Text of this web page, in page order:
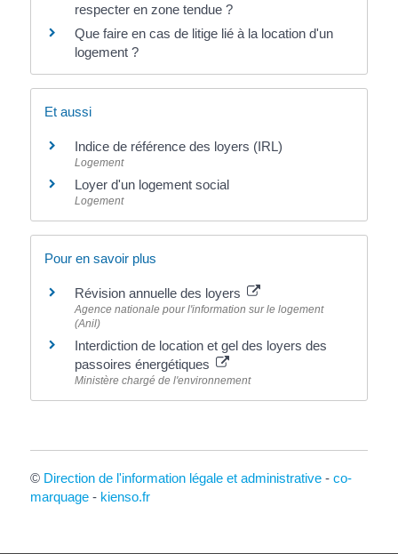
respecter en zone tendue ?
Que faire en cas de litige lié à la location d'un
logement ?
Et aussi
Indice de référence des loyers (IRL)
Logement
Loyer d'un logement social
Logement
Pour en savoir plus
Révision annuelle des loyers
Agence nationale pour l'information sur le logement
(Anil)
Interdiction de location et gel des loyers des
passoires énergétiques
Ministère chargé de l'environnement
© Direction de l'information légale et administrative- co-
marquage- kienso.fr